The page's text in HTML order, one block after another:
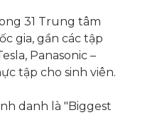
31 Trung tâm
gia, gần các tập
Panasonic –
tập cho sinh viên.
danh là "Biggest